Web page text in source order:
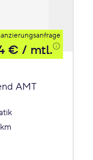
€ / mtl.
AMT